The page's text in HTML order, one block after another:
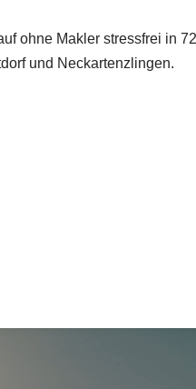
ohne Makler stressfrei in
und Neckartenzlingen.